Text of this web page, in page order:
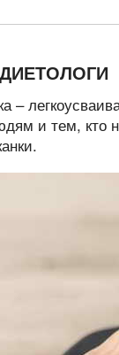
–
и тем, кто